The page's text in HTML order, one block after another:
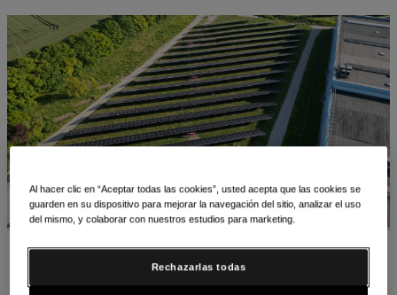
En lo que respecta a la descarbonización, Kenvue se
Al hacer clic en “Aceptar todas las cookies”, usted acepta que las cookies se
guarden en su dispositivo para mejorar la navegación del sitio, analizar el uso
del mismo, y colaborar con nuestros estudios para marketing.
Rechazarlas todas